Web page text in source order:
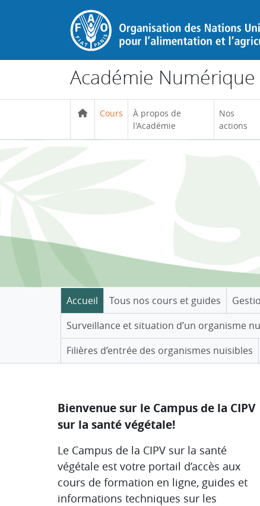
Passer au contenu principal
Académie Numérique
Cours
À propos de
l'Académie
Nos
actions
Accueil Tous nos cours et guides
Surveillance et situation d’un organisme
Filières d’entrée des organismes nuisibles
Bienvenue sur le Campus de la CIPV
sur la santé végétale!
Le Campus de la CIPV sur la santé
végétale est votre portail d’accès aux
cours de formation en ligne, guides et
informations techniques sur les